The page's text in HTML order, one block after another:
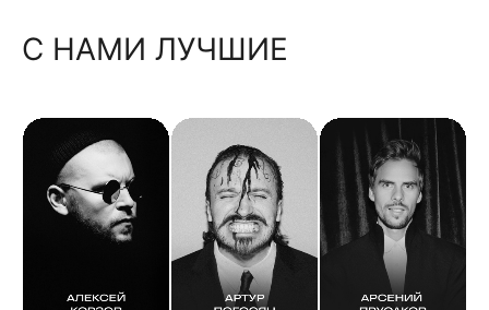
С НАМИ ЛУЧШИЕ